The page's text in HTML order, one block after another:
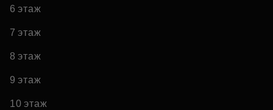
6 этаж
7 этаж
8 этаж
9 этаж
10 этаж